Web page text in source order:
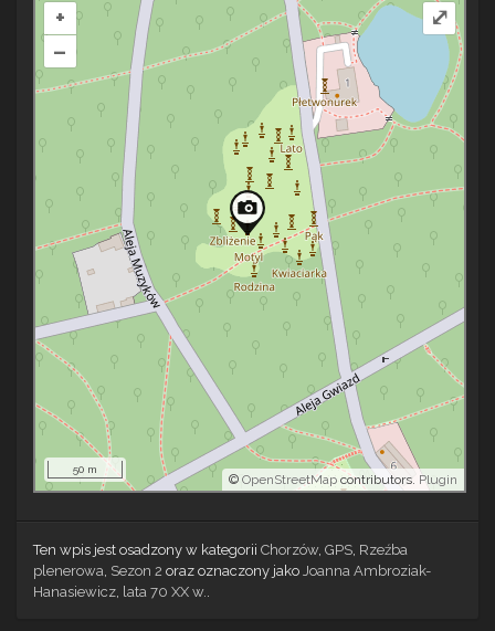
+
–
© OpenStreetMap contributors. Plugin
50 m
⤢
Ten wpis jest osadzony w kategorii Chorzów, GPS Rzeźba
plenerowa Sezon 2 oraz oznaczony jako Joanna Ambroziak-
Hanasiewicz
lata 70 XX w.